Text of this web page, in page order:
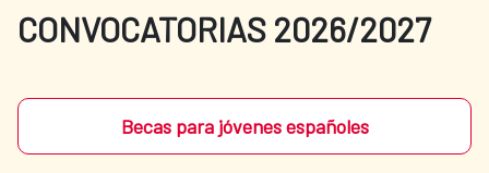
CONVOCATORIAS 2026/2027
Becas para jóvenes españoles